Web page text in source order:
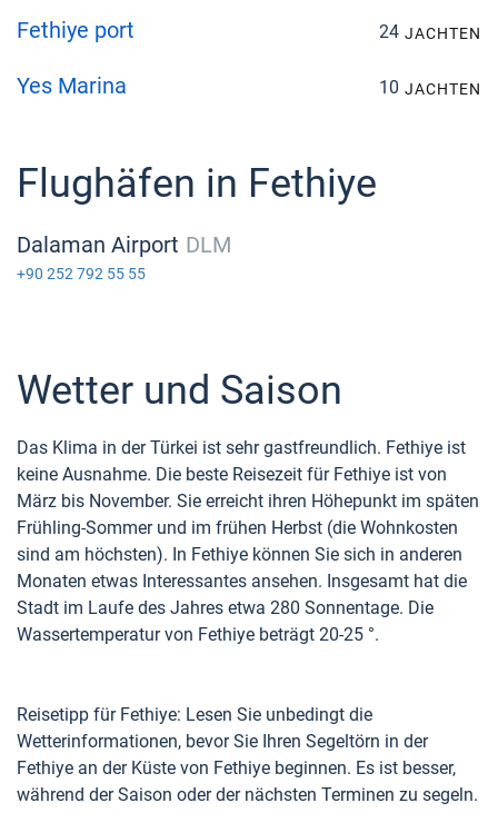
Fethiye port 24 JACHTEN
Yes Marina 10 JACHTEN
Flughäfen in Fethiye
Dalaman Airport DLM
+90 252 792 55 55
Wetter und Saison
Das Klima in der Türkei ist sehr gastfreundlich. Fethiye ist
keine Ausnahme. Die beste Reisezeit für Fethiye ist von
März bis November. Sie erreicht ihren Höhepunkt im späten
Frühling-Sommer und im frühen Herbst (die Wohnkosten
sind am höchsten). In Fethiye können Sie sich in anderen
Monaten etwas Interessantes ansehen. Insgesamt hat die
Stadt im Laufe des Jahres etwa 280 Sonnentage. Die
Wassertemperatur von Fethiye beträgt 20-25 °.
Reisetipp für Fethiye: Lesen Sie unbedingt die
Wetterinformationen, bevor Sie Ihren Segeltörn in der
Fethiye an der Küste von Fethiye beginnen. Es ist besser,
während der Saison oder der nächsten Terminen zu segeln.